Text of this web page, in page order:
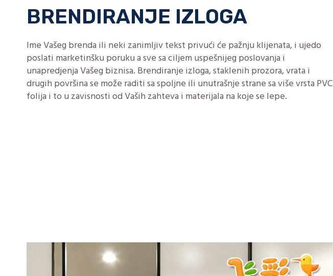
BRENDIRANJE IZLOGA
Ime Vašeg brenda ili neki zanimljiv tekst privući će pažnju klijenata, i ujedo
poslati marketinšku poruku a sve sa ciljem uspešnijeg poslovanja i
unapredjenja Vašeg biznisa. Brendiranje izloga, staklenih prozora, vrata i
drugih površina se može raditi sa spoljne ili unutrašnje strane sa više vrsta PVC
folija i to u zavisnosti od Vaših zahteva i materijala na koje se lepe.